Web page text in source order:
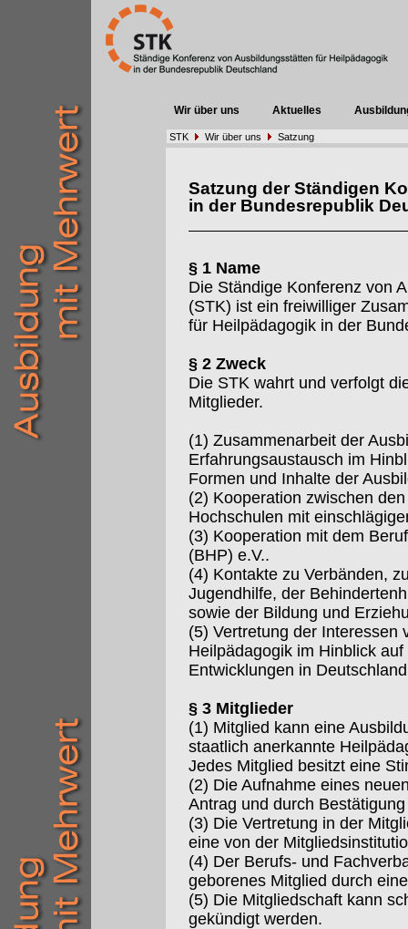
Wir über uns Aktuelles
STK Wir über uns Satzung
Satzung der Ständigen
in der Bundesrepublik
§ 1 Name
Die Ständige Konferenz von
(STK) ist ein freiwilliger
für Heilpädagogik in der
§ 2 Zweck
Die STK wahrt und verfolgt
Mitglieder.
(1) Zusammenarbeit der
Erfahrungsaustausch im
Formen und Inhalte der
(2) Kooperation zwischen
Hochschulen mit
(3) Kooperation mit dem
(BHP) e.V..
(4) Kontakte zu Verbänden,
Jugendhilfe, der
sowie der Bildung und
(5) Vertretung der Interessen
Heilpädagogik im Hinblick
Entwicklungen in
§ 3 Mitglieder
(1) Mitglied kann eine
staatlich anerkannte
Jedes Mitglied besitzt eine
(2) Die Aufnahme eines
Antrag und durch
(3) Die Vertretung in der
eine von der
(4) Der Berufs- und
geborenes Mitglied durch
(5) Die Mitgliedschaft kann
gekündigt werden.